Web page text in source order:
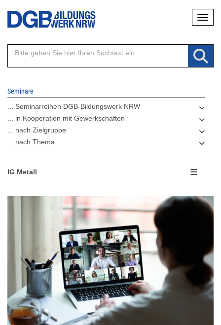
Direkt
Inhalt
Seminare
... Seminarreihen DGB-Bildungswerk NRW
... in Kooperation mit Gewerkschaften
... nach Zielgruppe
... nach Thema
IG Metall